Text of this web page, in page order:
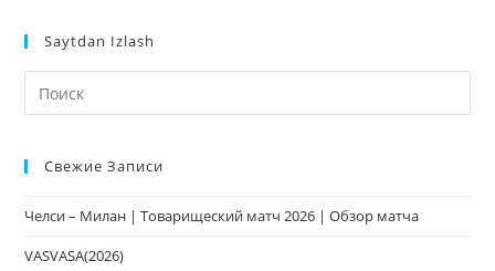
Saytdan Izlash
Свежие Записи
Челси – Милан | Товарищеский матч 2026 | Обзор матча
VASVASA(2026)